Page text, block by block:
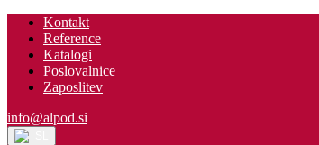
Kontakt
Reference
Katalogi
Poslovalnice
Zaposlitev
info@alpod.si